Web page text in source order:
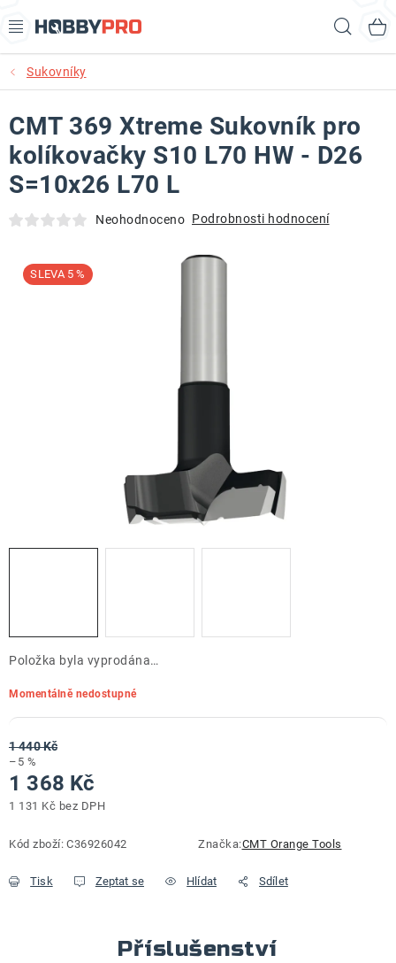
na
AKCE
PRODUKTY
PRODUKTY RECORD POWER
PRODUKTY BENET
Podmínky ochrany osobních údajů
O nás
Bezpečnost výrobků ( GPSR )
Sukovníky
Položka byla vyprodána…
Momentálně nedostupné
1 440 Kč
–5 %
1 368 Kč
1 131 Kč bez DPH
Kód zboží: C36926042 Značka:CMT Orange Tools
Tisk Zeptat se Hlídat Sdílet
CMT 369 Xtreme Sukovník pro
kolíkovačky S10 L70 HW - D26
S=10x26 L70 L
Neohodnoceno Podrobnosti hodnocení
5 %
Příslušenství